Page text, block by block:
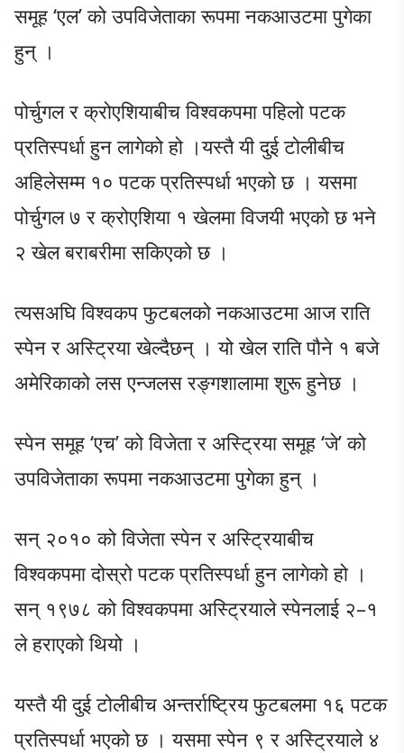
समूह ‘एल’ को उपविजेताका रूपमा नकआउटमा पुगेका
हुन् ।
पोर्चुगल र क्रोएशियाबीच विश्वकपमा पहिलो पटक
प्रतिस्पर्धा हुन लागेको हो ।यस्तै यी दुई टोलीबीच
अहिलेसम्म १० पटक प्रतिस्पर्धा भएको छ । यसमा
पोर्चुगल ७ र क्रोएशिया १ खेलमा विजयी भएको छ भने
२ खेल बराबरीमा सकिएको छ ।
त्यसअघि विश्वकप फुटबलको नकआउटमा आज राति
स्पेन र अस्ट्रिया खेल्दैछन् । यो खेल राति पौने १ बजे
अमेरिकाको लस एन्जलस रङ्गशालामा शुरू हुनेछ ।
स्पेन समूह ‘एच’ को विजेता र अस्ट्रिया समूह ‘जे’ को
उपविजेताका रूपमा नकआउटमा पुगेका हुन् ।
सन् २०१० को विजेता स्पेन र अस्ट्रियाबीच
विश्वकपमा दोस्रो पटक प्रतिस्पर्धा हुन लागेको हो ।
सन् १९७८ को विश्वकपमा अस्ट्रियाले स्पेनलाई २–१
ले हराएको थियो ।
यस्तै यी दुई टोलीबीच अन्तर्राष्ट्रिय फुटबलमा १६ पटक
प्रतिस्पर्धा भएको छ । यसमा स्पेन ९ र अस्ट्रियाले ४